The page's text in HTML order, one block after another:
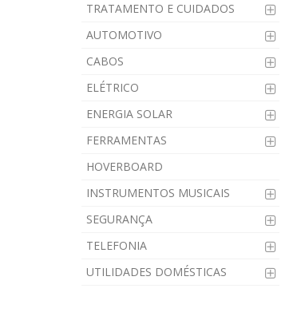
TRATAMENTO E CUIDADOS
AUTOMOTIVO
CABOS
ELÉTRICO
ENERGIA SOLAR
FERRAMENTAS
HOVERBOARD
INSTRUMENTOS MUSICAIS
SEGURANÇA
TELEFONIA
UTILIDADES DOMÉSTICAS